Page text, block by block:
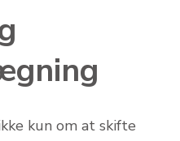
kun om at skifte